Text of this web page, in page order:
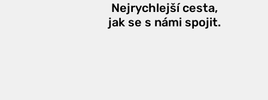
Nejrychlejší cesta,
jak se s námi spojit.